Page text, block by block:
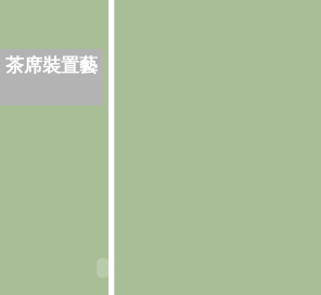
席裝置藝